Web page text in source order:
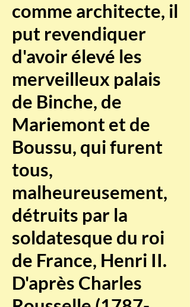
comme architecte, il
put revendiquer
d'avoir élevé les
merveilleux palais
de Binche, de
Mariemont et de
Boussu, qui furent
tous,
malheureusement,
détruits par la
soldatesque du roi
de France, Henri II.
D'après Charles